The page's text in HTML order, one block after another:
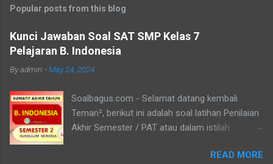
Popular posts from this blog
Kunci Jawaban Soal SAT SMP Kelas 7
Pelajaran B. Indonesia
Byadmin -May 24, 2024
Soalbagus.com - Selamat datang kembali
Teman², berikut ini adalah soal latihan Penilaian
Akhir Semester / PAT atau dalam istilah
/ SAT atau SAS Semester 2 untuk siswa/i kelas
READ MORE